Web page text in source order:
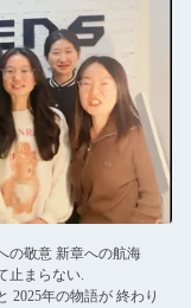
の敬意 新章への航海
止まらない.
2025年の物語が 終わり